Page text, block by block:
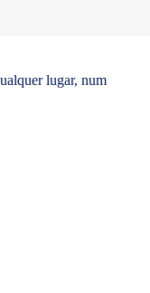
lugar, num